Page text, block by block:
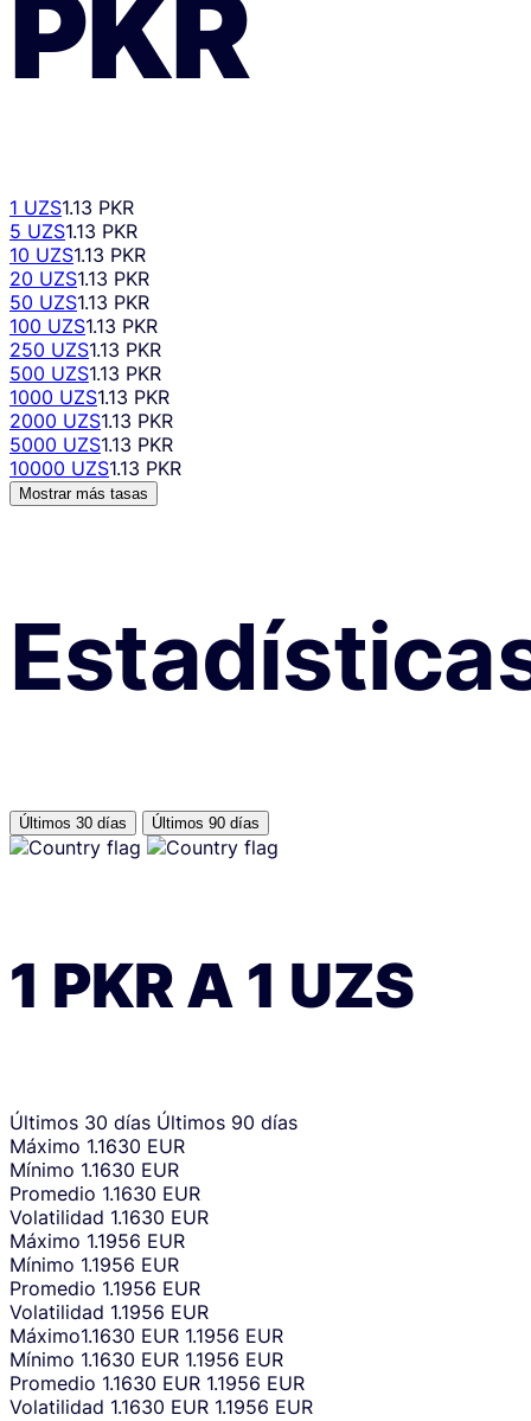
PKR
1 UZS1.13 PKR
5 UZS1.13 PKR
10 UZS1.13 PKR
20 UZS1.13 PKR
50 UZS1.13 PKR
100 UZS1.13 PKR
250 UZS1.13 PKR
500 UZS1.13 PKR
1000 UZS1.13 PKR
2000 UZS1.13 PKR
5000 UZS1.13 PKR
10000 UZS1.13 PKR
Mostrar más tasas
Últimos 30 días Últimos 90 días
1 PKRA 1 UZS
Últimos 30 días Últimos 90 días
Máximo 1.1630 EUR
Mínimo 1.1630 EUR
Promedio 1.1630 EUR
Volatilidad 1.1630 EUR
Máximo 1.1956 EUR
Mínimo 1.1956 EUR
Promedio 1.1956 EUR
Volatilidad 1.1956 EUR
Máximo1.1630 EUR 1.1956 EUR
Mínimo 1.1630 EUR 1.1956 EUR
Promedio 1.1630 EUR 1.1956 EUR
Volatilidad 1.1630 EUR 1.1956 EUR